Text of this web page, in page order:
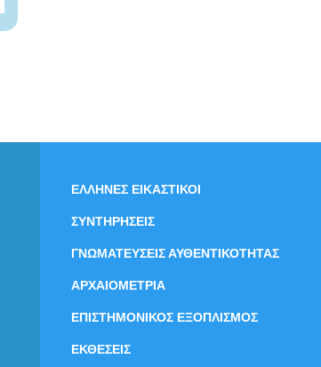
ΕΛΛΗΝΕΣ ΕΙΚΑΣΤΙΚΟΙ
ΣΥΝΤΗΡΗΣΕΙΣ
ΓΝΩΜΑΤΕΥΣΕΙΣ ΑΥΘΕΝΤΙΚΟΤΗΤΑΣ
ΑΡΧΑΙΟΜΕΤΡΙΑ
ΕΠΙΣΤΗΜΟΝΙΚΟΣ ΕΞΟΠΛΙΣΜΟΣ
ΕΚΘΕΣΕΙΣ